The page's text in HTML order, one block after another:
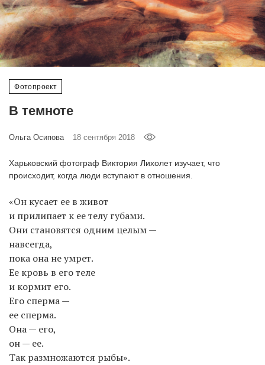
EN
UA
Фотопроект
В темноте
Ольга Осипова 18 сентября 2018
Харьковский фотограф Виктория Лихолет изучает, что
происходит, когда люди вступают в отношения.
«Он кусает ее в живот
и прилипает к ее телу губами.
Они становятся одним целым —
навсегда,
пока она не умрет.
Ее кровь в его теле
и кормит его.
Его сперма —
ее сперма.
Она — его,
он — ее.
Так размножаются рыбы».